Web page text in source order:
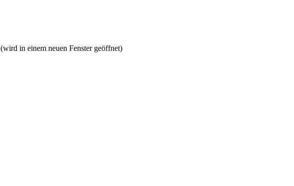
(wird in einem neuen Fenster geöffnet)